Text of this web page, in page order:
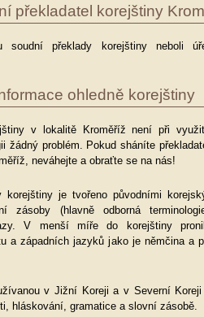
překladatel korejštiny
soudní překlady korejštiny neboli
ohledně korejštiny
v lokalitě Kroměříž není při
žádný problém. Pokud sháníte
neváhejte a obraťte se na nás!
korejštiny je tvořeno původními
zásoby (hlavně odborná
V menší míře do korejštiny
a západních jazyků jako je němčina a
v Jižní Koreji a v Severní
hláskování, gramatice a slovní zásobě.